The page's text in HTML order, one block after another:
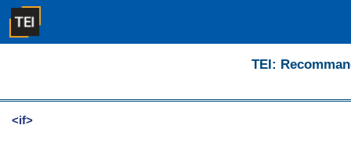
TEI:
<if>